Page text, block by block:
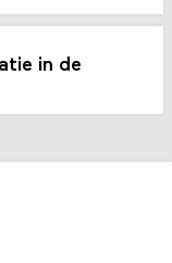
in de